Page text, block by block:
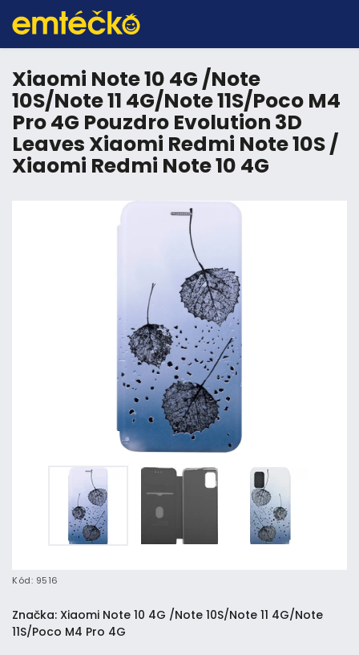
Xiaomi Note 10 4G /Note
10S/Note 11 4G/Note 11S/Poco M4
Pro 4G Pouzdro Evolution 3D
Leaves Xiaomi Redmi Note 10S /
Xiaomi Redmi Note 10 4G
Kód: 9516
Značka: Xiaomi Note 10 4G /Note 10S/Note 11 4G/Note
11S/Poco M4 Pro 4G